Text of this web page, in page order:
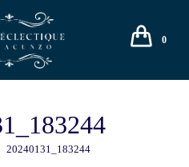
0
20240131_183244